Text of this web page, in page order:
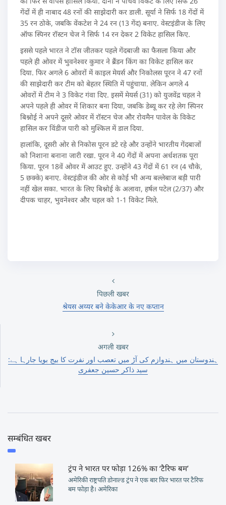
गेंदों में ही नाबाद 48 रनों की साझेदारी कर डाली. सूर्या ने सिर्फ 18 गेंदों में
35 रन ठोके, जबकि वेंकटेश ने 24 रन (13 गेंद) बनाए. वेस्टइंडीज के लिए
ऑफ स्पिनर रॉस्टन चेज ने सिर्फ 14 रन देकर 2 विकेट हासिल किए.
इससे पहले भारत ने टॉस जीतकर पहले गेंदबाजी का फैसला किया और
पहले ही ओवर में भुवनेश्वर कुमार ने ब्रैंडन किंग का विकेट हासिल कर
दिया. फिर अगले 6 ओवरों में काइल मेयर्स और निकोलस पूरन ने 47 रनों
की साझेदारी कर टीम को बेहतर स्थिति में पहुंचाया. लेकिन अगले 4
ओवरों में टीम ने 3 विकेट गंवा दिए. इसमें मेयर्स (31) को युजवेंद्र चहल ने
अपने पहले ही ओवर में शिकार बना दिया, जबकि डेब्यू कर रहे लेग स्पिनर
बिश्नोई ने अपने दूसरे ओवर में रॉस्टन चेज और रोवमैन पावेल के विकेट
हासिल कर विंडीज पारी को मुश्किल में डाल दिया.
हालांकि, दूसरी ओर से निकोस पूरन डटे रहे और उन्होंने भारतीय गेंदबाजों
को निशाना बनाना जारी रखा. पूरन ने 40 गेंदों में अपना अर्धशतक पूरा
किया. पूरन 18वें ओवर में आउट हुए. उन्होंने 43 गेंदों में 61 रन (4 चौके,
5 छक्के) बनाए. वेस्टइंडीज की ओर से कोई भी अन्य बल्लेबाज बड़ी पारी
नहीं खेल सका. भारत के लिए बिश्नोई के अलावा, हर्षल पटेल (2/37) और
दीपक चाहर, भुवनेश्वर और चहल को 1-1 विकेट मिले.
पिछली खबर
श्रेयस अय्यर बने केकेआर के नए कप्तान
अगली खबर
ہندوستان میں ہندوازم کی آڑ میں تعصب اور نفرت کا بیج بویا جارہا ہے:
سید ذاکر حسین جعفری
सम्बंधित खबर
ट्रंप ने भारत पर फोड़ा 126% का ‘टैरिफ बम’
अमेरिकी राष्ट्रपति डोनाल्ड ट्रंप ने एक बार फिर भारत पर टैरिफ
बम फोड़ा है। अमेरिका